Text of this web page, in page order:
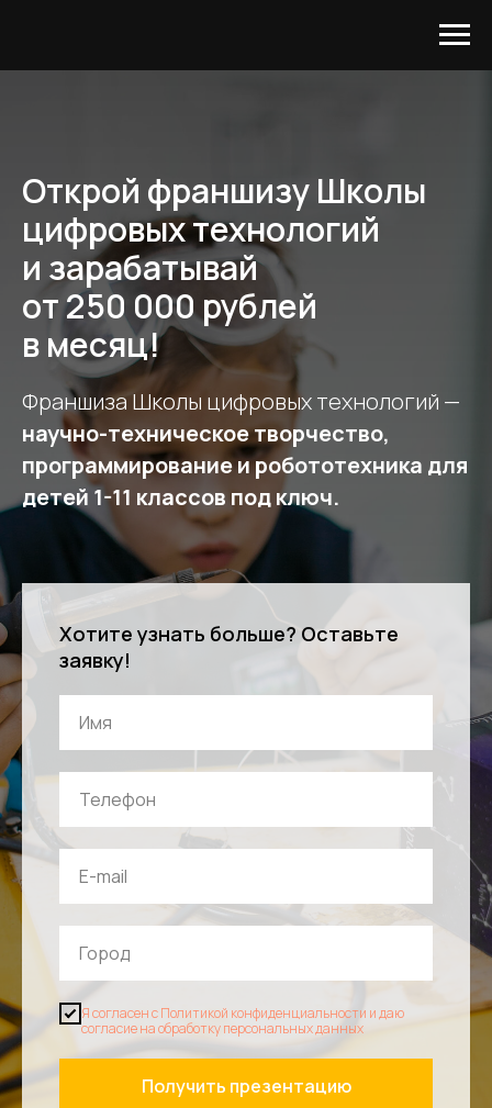
Открой франшизу Школы
цифровых технологий
и зарабатывай
от 250 000 рублей
в месяц!
Франшиза Школы цифровых технологий —
научно-техническое творчество,
программирование и робототехника для
детей 1-11 классов под ключ.
Хотите узнать больше? Оставьте
заявку!
Я согласен с Политикой конфиденциальности и даю
согласие на обработку персональных данных
Получить презентацию